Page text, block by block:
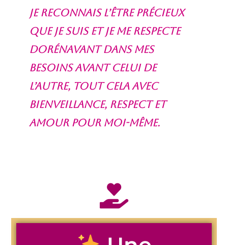
Je reconnais l’être précieux
que je Suis et je me respecte
dorénavant dans mes
besoins avant celui de
l’autre, tout cela avec
bienveillance, respect et
amour pour moi-même.